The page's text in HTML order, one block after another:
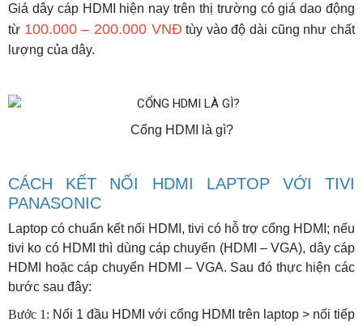
Giá dây cáp HDMI hiện nay trên thị trường có giá dao động
từ 100.000 – 200.000 VNĐ tùy vào độ dài cũng như chất
lượng của dây.
Cổng HDMI là gì?
CÁCH KẾT NỐI HDMI LAPTOP VỚI TIVI
PANASONIC
Laptop có chuẩn kết nối HDMI, tivi có hỗ trợ cổng HDMI; nếu
tivi ko có HDMI thì dùng cáp chuyển (HDMI – VGA), dây cáp
HDMI hoặc cáp chuyển HDMI – VGA. Sau đó thực hiện các
bước sau đây:
Bước 1: Nối 1 đầu HDMI với cổng HDMI trên laptop > nối tiếp